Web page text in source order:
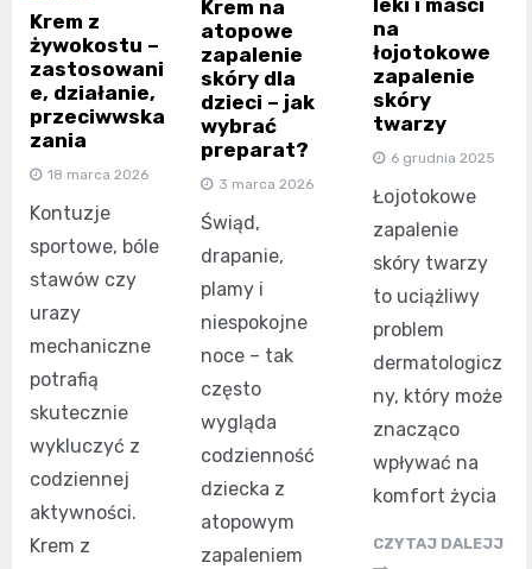
Krem z
żywokostu –
zastosowani
e, działanie,
przeciwwska
zania
18 marca 2026
Kontuzje
sportowe, bóle
stawów czy
urazy
mechaniczne
potrafią
skutecznie
wykluczyć z
codziennej
aktywności.
Krem z
Krem na
atopowe
zapalenie
skóry dla
dzieci – jak
wybrać
preparat?
3 marca 2026
Świąd,
drapanie,
plamy i
niespokojne
noce – tak
często
wygląda
codzienność
dziecka z
atopowym
zapaleniem
na
łojotokowe
zapalenie
skóry
twarzy
6 grudnia 2025
Łojotokowe
zapalenie
skóry twarzy
to uciążliwy
problem
dermatologicz
ny, który może
znacząco
wpływać na
komfort życia
CZYTAJ DALEJJ